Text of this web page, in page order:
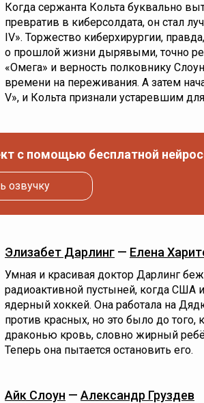
Когда сержанта Кольта буквально
превратив в киберсолдата, он стал
IV». Торжество киберхирургии,
о прошлой жизни дырявыми, точно
«Омега» и верность полковнику
времени на переживания. А затем
V», и Кольта признали устаревшим
с помощью бесплатной
озвучку
Элизабет Дарлинг — Елена
Умная и красивая доктор Дарлинг
радиоактивной пустыней, когда США
ядерный хоккей. Она работала на
против красных, но это было до того,
драконью кровь, словно жирный
Теперь она пытается остановить его.
Айк Слоун — Александр Груздев